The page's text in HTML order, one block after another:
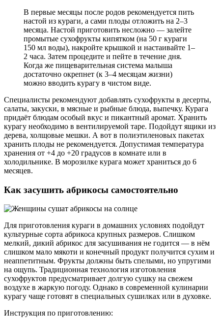
В первые месяцы после родов рекомендуется пить
настой из кураги, а сами плоды отложить на 2–3
месяца. Настой приготовить несложно — залейте
промытые сухофрукты кипятком (на 50 г кураги
150 мл воды), накройте крышкой и настаивайте 1–
2 часа. Затем процедите и пейте в течение дня.
Когда же пищеварительная система малыша
достаточно окрепнет (к 3–4 месяцам жизни)
можно вводить курагу в чистом виде.
Специалисты рекомендуют добавлять сухофрукты в десерты,
салаты, закуски, в мясные и рыбные блюда, выпечку. Курага
придаёт блюдам особый вкус и пикантный аромат. Хранить
курагу необходимо в вентилируемой таре. Подойдут ящики из
дерева, холщовые мешки. А вот в полиэтиленовых пакетах
хранить плоды не рекомендуется. Допустимая температура
хранения от +4 до +20 градусов в комнате или в
холодильнике. В морозилке курага может храниться до 6
месяцев.
Как засушить абрикосы самостоятельно
Для приготовления кураги в домашних условиях подойдут
культурные сорта абрикоса крупных размеров. Слишком
мелкий, дикий абрикос для засушивания не годится — в нём
слишком мало мякоти и конечный продукт получится сухим и
неаппетитным. Фрукты должны быть спелыми, но упругими
на ощупь. Традиционная технология изготовления
сухофруктов предусматривает долгую сушку на свежем
воздухе в жаркую погоду. Однако в современной кулинарии
курагу чаще готовят в специальных сушилках или в духовке.
Инструкция по приготовлению: